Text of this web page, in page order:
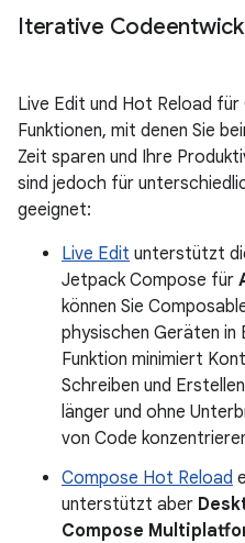
Iterative
Live Edit und Hot Reload
Funktionen, mit denen Sie
Zeit sparen und Ihre
sind jedoch für
geeignet:
Live Edit unterstützt
Jetpack Compose für
können Sie
physischen Geräten in
Funktion minimiert
Schreiben und
länger und ohne
von Code
Compose Hot Reload
unterstützt aber
Compose